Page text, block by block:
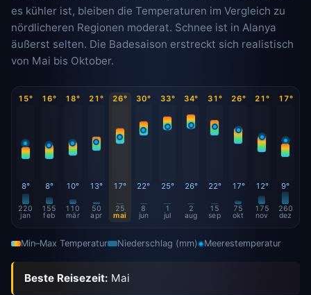
es kühler ist, bleiben die Temperaturen im Vergleich zu
nördlicheren Regionen moderat. Schnee ist in Alanya
äußerst selten. Die Badesaison erstreckt sich realistisch
von Mai bis Oktober.
15°
8°
220
jan
16°
8°
155
feb
18°
10°
110
mär
21°
13°
50
apr
26°
17°
25
mai
30°
22°
8
jun
33°
25°
1
jul
34°
26°
2
aug
31°
22°
15
sep
26°
17°
75
okt
21°
12°
175
nov
17°
9°
260
dez
Min–Max Temperatur Niederschlag (mm) Meerestemperatur
Beste Reisezeit: Mai